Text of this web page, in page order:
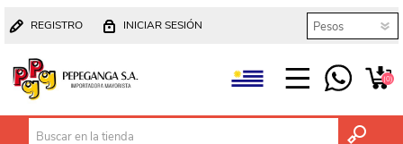
REGISTRO INICIAR SESIÓN
(0)